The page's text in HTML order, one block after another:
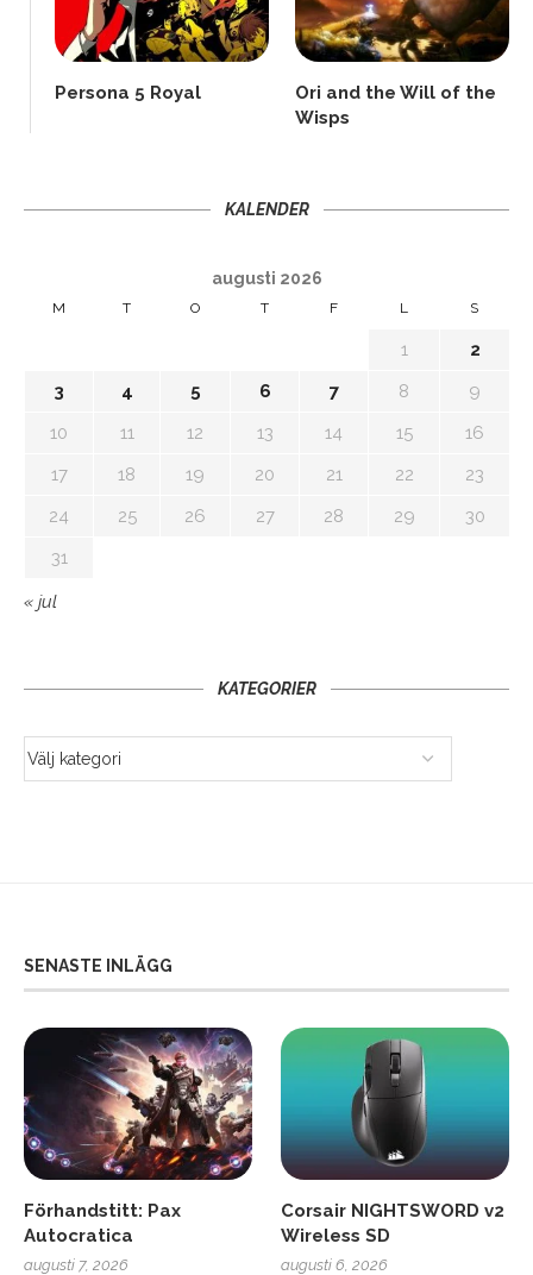
Persona 5 Royal
Ori and the Will of the
Wisps
KALENDER
augusti 2026
M T O T F L S
1
2
3
4 5 6 7 8
9
10
11 12 13 14 15
16
17
18 19 20 21 22
23
24
25 26 27 28 29
30
31
« jul
KATEGORIER
SENASTE INLÄGG
Förhandstitt: Pax
Autocratica
augusti 7, 2026
Corsair NIGHTSWORD v2
Wireless SD
augusti 6, 2026